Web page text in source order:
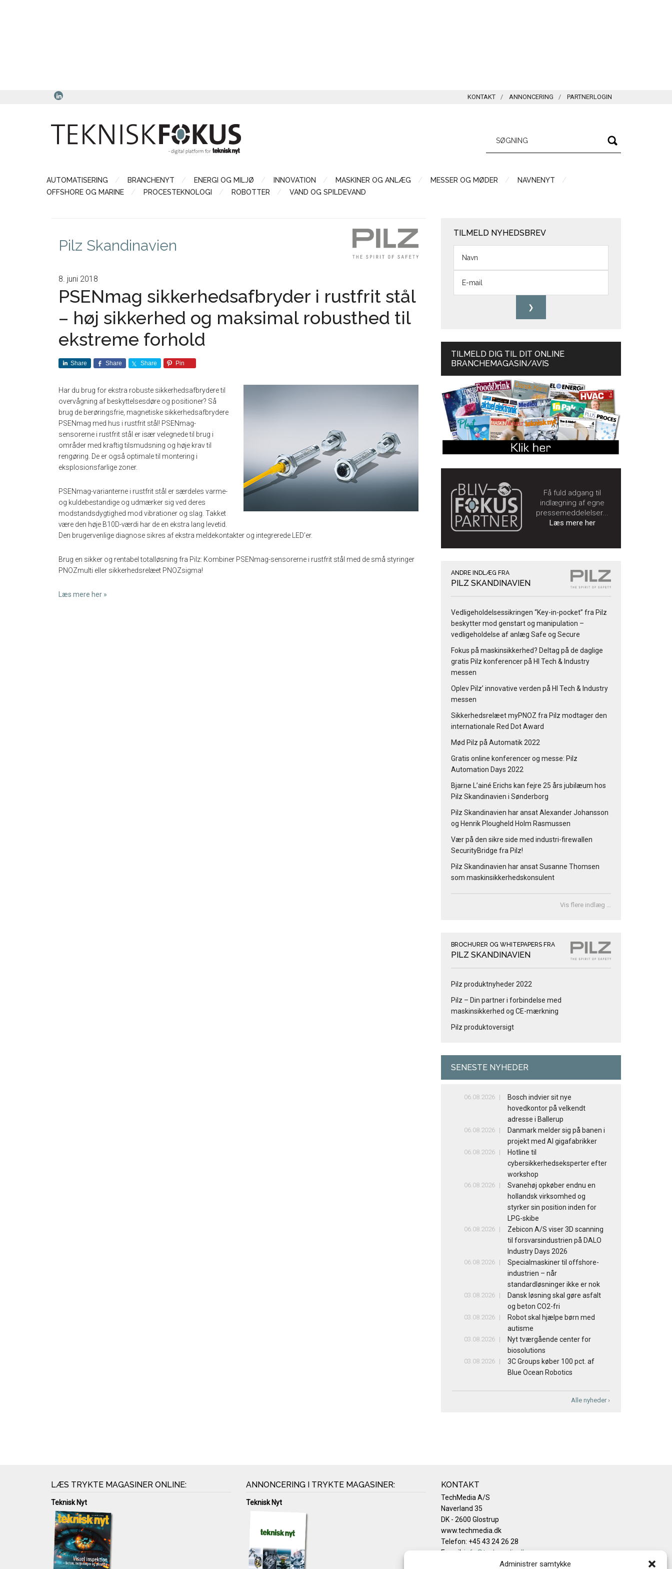
Administrer samtykke
KONTAKT ANNONCERING PARTNERLOGIN
AUTOMATISERING BRANCHENYT ENERGI OG MILJØ INNOVATION MASKINER OG ANLÆG MESSER OG MØDER
NAVNENYT
OFFSHORE OG MARINE
PROCESTEKNOLOGI ROBOTTER VAND OG SPILDEVAND
Pilz Skandinavien
8. juni 2018
PSENmag sikkerhedsafbryder i rustfrit stål
– høj sikkerhed og maksimal robusthed til
ekstreme forhold
Share Share Share Pin
Har du brug for ekstra robuste sikkerhedsafbrydere til
overvågning af beskyttelsesdøre og positioner? Så
brug de berøringsfrie, magnetiske sikkerhedsafbrydere
PSENmag med hus i rustfrit stål! PSENmag-
sensorerne i rustfrit stål er især velegnede til brug i
områder med kraftig tilsmudsning og høje krav til
rengøring. De er også optimale til montering i
eksplosionsfarlige zoner.
PSENmag-varianterne i rustfrit stål er særdeles varme-
og kuldebestandige og udmærker sig ved deres
modstandsdygtighed mod vibrationer og slag. Takket
være den høje B10D-værdi har de en ekstra lang levetid.
Den brugervenlige diagnose sikres af ekstra meldekontakter og integrerede LED’er.
Brug en sikker og rentabel totalløsning fra Pilz: Kombiner PSENmag-sensorerne i rustfrit stål med de små styringer
PNOZmulti eller sikkerhedsrelæet PNOZsigma!
Læs mere her »
TILMELD NYHEDSBREV
TILMELD DIG TIL DIT ONLINE
BRANCHEMAGASIN/AVIS
Få fuld adgang til
indlægning af egne
pressemeddelelser...
Læs mere her
ANDRE INDLÆG FRA
PILZ SKANDINAVIEN
Vedligeholdelsessikringen “Key-in-pocket” fra Pilz
beskytter mod genstart og manipulation –
vedligeholdelse af anlæg Safe og Secure
Fokus på maskinsikkerhed? Deltag på de daglige
gratis Pilz konferencer på HI Tech & Industry
messen
Oplev Pilz’ innovative verden på HI Tech & Industry
messen
Sikkerhedsrelæet myPNOZ fra Pilz modtager den
internationale Red Dot Award
Mød Pilz på Automatik 2022
Gratis online konferencer og messe: Pilz
Automation Days 2022
Bjarne L’ainé Erichs kan fejre 25 års jubilæum hos
Pilz Skandinavien i Sønderborg
Pilz Skandinavien har ansat Alexander Johansson
og Henrik Plougheld Holm Rasmussen
Vær på den sikre side med industri-firewallen
SecurityBridge fra Pilz!
Pilz Skandinavien har ansat Susanne Thomsen
som maskinsikkerhedskonsulent
Vis flere indlæg …
BROCHURER OG WHITEPAPERS FRA
PILZ SKANDINAVIEN
Pilz produktnyheder 2022
Pilz – Din partner i forbindelse med
maskinsikkerhed og CE-mærkning
Pilz produktoversigt
SENESTE NYHEDER
06.08.2026
Bosch indvier sit nye
hovedkontor på velkendt
adresse i Ballerup
06.08.2026
Danmark melder sig på banen i
projekt med AI gigafabrikker
06.08.2026
Hotline til
cybersikkerhedseksperter efter
workshop
06.08.2026
Svanehøj opkøber endnu en
hollandsk virksomhed og
styrker sin position inden for
LPG-skibe
06.08.2026
Zebicon A/S viser 3D scanning
til forsvarsindustrien på DALO
Industry Days 2026
06.08.2026
Specialmaskiner til offshore-
industrien – når
standardløsninger ikke er nok
03.08.2026
Dansk løsning skal gøre asfalt
og beton CO2-fri
03.08.2026
Robot skal hjælpe børn med
autisme
03.08.2026
Nyt tværgående center for
biosolutions
03.08.2026
3C Groups køber 100 pct. af
Blue Ocean Robotics
Alle nyheder ›
LÆS TRYKTE MAGASINER ONLINE:
Teknisk Nyt
ANNONCERING I TRYKTE MAGASINER:
Teknisk Nyt
KONTAKT
TechMedia A/S
Naverland 35
DK - 2600 Glostrup
www.techmedia.dk
Telefon: +45 43 24 26 28
E-mail: info@techmedia.dk